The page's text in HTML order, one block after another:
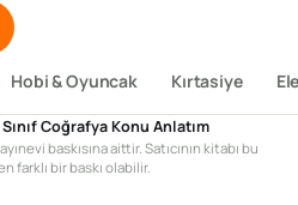
Hobi & Oyuncak Kırtasiye
Sınıf Coğrafya Konu Anlatım
baskısına aittir. Satıcının kitabı bu
farklı bir baskı olabilir.